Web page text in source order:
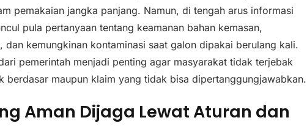
pemakaian jangka panjang. Namun, di tengah arus informasi
pula pertanyaan tentang keamanan bahan kemasan,
dan kemungkinan kontaminasi saat galon dipakai berulang kali.
pemerintah menjadi penting agar masyarakat tidak terjebak
berdasar maupun klaim yang tidak bisa dipertanggungjawabkan.
Aman Dijaga Lewat Aturan dan